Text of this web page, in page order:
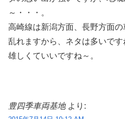
～・・・。
高崎線は新潟方面、長野方面
乱れますから、ネタは多いで
雄しくていいですね～。
豊四季車両基地 より: